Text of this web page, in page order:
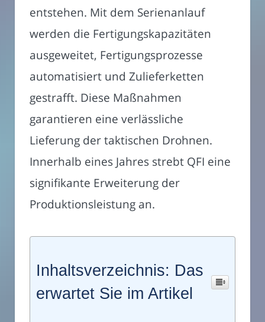
entstehen. Mit dem Serienanlauf
werden die Fertigungskapazitäten
ausgeweitet, Fertigungsprozesse
automatisiert und Zulieferketten
gestrafft. Diese Maßnahmen
garantieren eine verlässliche
Lieferung der taktischen Drohnen.
Innerhalb eines Jahres strebt QFI eine
signifikante Erweiterung der
Produktionsleistung an.
Inhaltsverzeichnis: Das
erwartet Sie im Artikel